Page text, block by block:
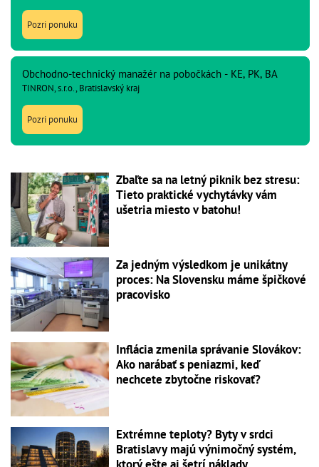
Pozri ponuku
Obchodno-technický manažér na pobočkách - KE, PK, BA
TINRON, s.r.o., Bratislavský kraj
Pozri ponuku
Zbaľte sa na letný piknik bez stresu:
Tieto praktické vychytávky vám
ušetria miesto v batohu!
Za jedným výsledkom je unikátny
proces: Na Slovensku máme špičkové
pracovisko
Inflácia zmenila správanie Slovákov:
Ako narábať s peniazmi, keď
nechcete zbytočne riskovať?
Extrémne teploty? Byty v srdci
Bratislavy majú výnimočný systém,